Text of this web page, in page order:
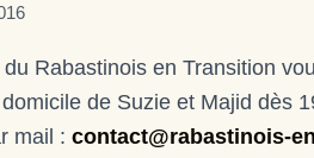
Rabastinois en Transition
de Suzie et Majid dès
mail : contact@rabastinois-